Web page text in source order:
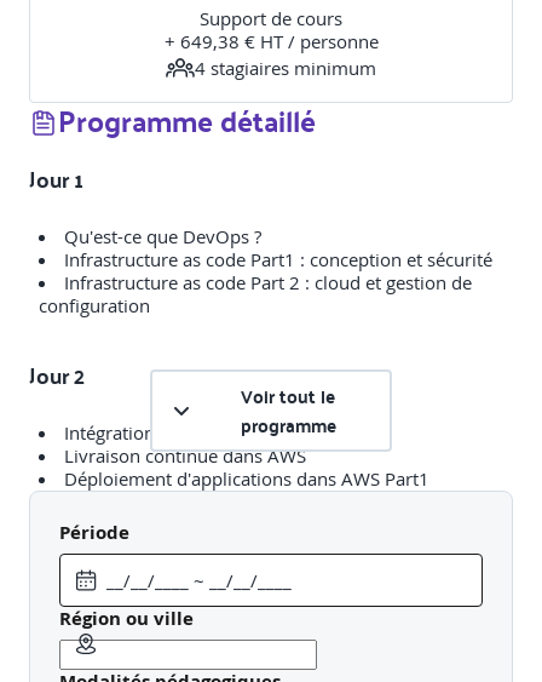
Support de cours
+ 649,38 € HT / personne
4 stagiaires minimum
Programme détaillé
Jour 1
Qu'est-ce que DevOps ?
Infrastructure as code Part1 : conception et sécurité
Infrastructure as code Part 2 : cloud et gestion de
configuration
Jour 2
Intégration continue dans le cloud
Livraison continue dans AWS
Déploiement d'applications dans AWS Part1
Jour 3
Déploiement d'applications dans AWS Part2
Mettre en oeuvre l'ensemble CI et CD
Optimisation des performances de vos déploiements
Administration et automatisation de votre
Voir tout le
programme
Période
Région ou ville